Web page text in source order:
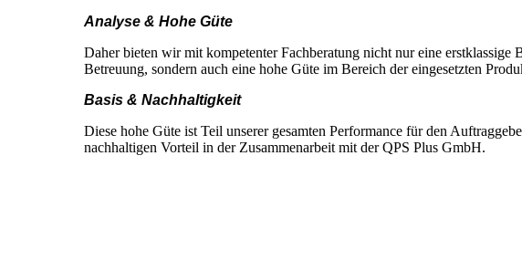
Analyse & Hohe Güte
Daher bieten wir mit kompetenter Fachberatung nicht nur eine
Betreuung, sondern auch eine hohe Güte im Bereich der eingesetzten
Basis & Nachhaltigkeit
Diese hohe Güte ist Teil unserer gesamten Performance für den
nachhaltigen Vorteil in der Zusammenarbeit mit der QPS Plus GmbH.